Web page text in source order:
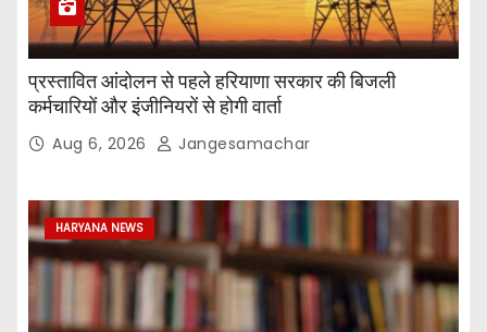
प्रस्तावित आंदोलन से पहले हरियाणा सरकार की बिजली
कर्मचारियों और इंजीनियरों से होगी वार्ता
Aug 6, 2026 Jangesamachar
HARYANA NEWS